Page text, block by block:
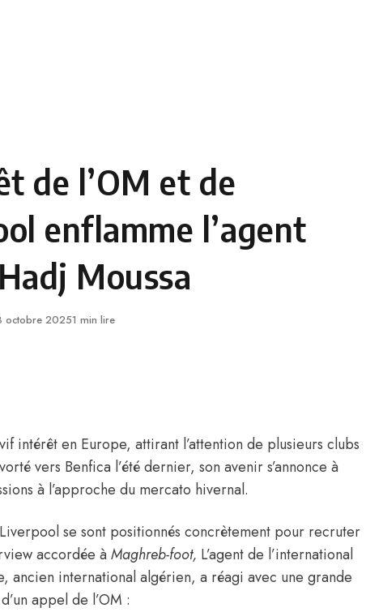
de l’OM et de
enflamme l’agent
Moussa
octobre 20251 min lire
intérêt en Europe, attirant l’attention de plusieurs clubs
vers Benfica l’été dernier, son avenir s’annonce à
à l’approche du mercato hivernal.
se sont positionnés concrètement pour recruter
accordée à Maghreb-foot, L’agent de l’international
, ancien international algérien, a réagi avec une grande
appel de l’OM :